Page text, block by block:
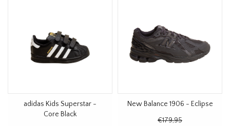
adidas Kids Superstar -
Core Black
New Balance 1906 - Eclipse
€179,95